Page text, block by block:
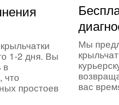
1-2 дня. Вы
в
что
простоев
Мы
вас